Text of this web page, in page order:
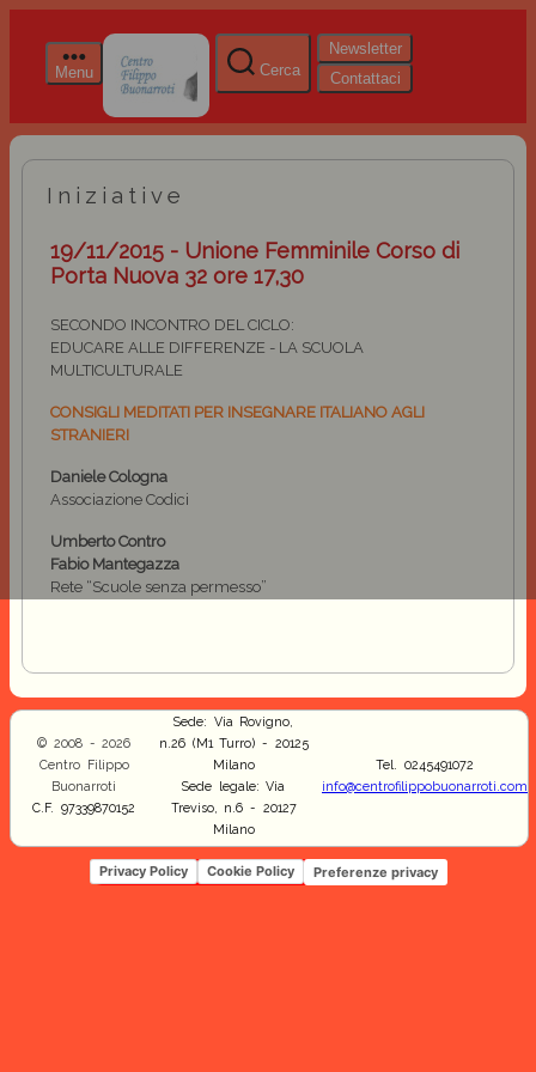
Menu Cerca
Newsletter
Contattaci
Iniziative
19/11/2015 - Unione Femminile Corso di
Porta Nuova 32 ore 17,30
SECONDO INCONTRO DEL CICLO:
EDUCARE ALLE DIFFERENZE - LA SCUOLA
MULTICULTURALE
CONSIGLI MEDITATI PER INSEGNARE ITALIANO AGLI
STRANIERI
Daniele Cologna
Associazione Codici
Umberto Contro
Fabio Mantegazza
Rete “Scuole senza permesso”
© 2008 - 2026
Centro Filippo
Buonarroti
C.F. 97339870152
Sede: Via Rovigno,
n.26 (M1 Turro) - 20125
Milano
Sede legale: Via
Treviso, n.6 - 20127
Milano
Tel. 0245491072
info@centrofilippobuonarroti.com
Privacy Policy Cookie Policy Preferenze privacy